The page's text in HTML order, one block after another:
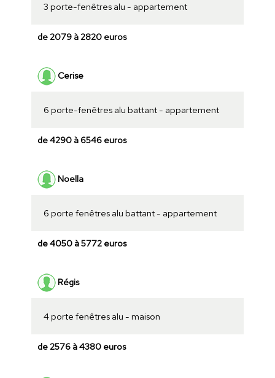
3 porte-fenêtres alu - appartement
de 2079 à 2820 euros
Cerise
6 porte-fenêtres alu battant - appartement
de 4290 à 6546 euros
Noella
6 porte fenêtres alu battant - appartement
de 4050 à 5772 euros
Régis
4 porte fenêtres alu - maison
de 2576 à 4380 euros